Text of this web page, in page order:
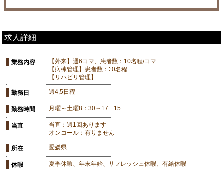
求人詳細
業務内容
【外来】週6コマ、患者数：10名程/コマ
【病棟管理】患者数：30名程
【リハビリ管理】
勤務日 週4,5日程
勤務時間 月曜～土曜8：30～17：15
当直
当直：週1回あります
オンコール：有りません
所在 愛媛県
休暇 夏季休暇、年末年始、リフレッシュ休暇、有給休暇